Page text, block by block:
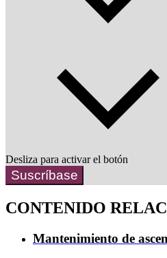
Desliza para activar el botón
Suscríbase
CONTENIDO
Mantenimiento de